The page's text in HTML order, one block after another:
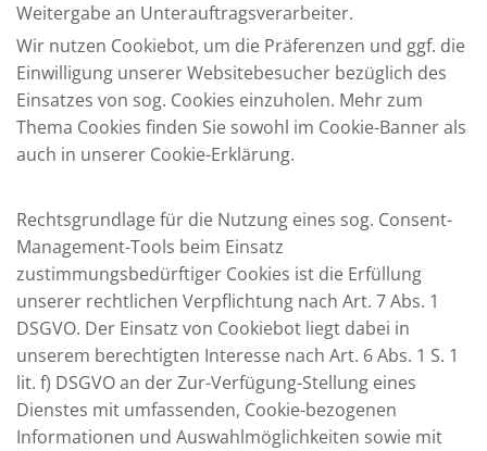
Weitergabe an Unterauftragsverarbeiter.
Wir nutzen Cookiebot, um die Präferenzen und ggf. die
Einwilligung unserer Websitebesucher bezüglich des
Einsatzes von sog. Cookies einzuholen. Mehr zum
Thema Cookies finden Sie sowohl im Cookie-Banner als
auch in unserer Cookie-Erklärung.
Rechtsgrundlage für die Nutzung eines sog. Consent-
Management-Tools beim Einsatz
zustimmungsbedürftiger Cookies ist die Erfüllung
unserer rechtlichen Verpflichtung nach Art. 7 Abs. 1
DSGVO. Der Einsatz von Cookiebot liegt dabei in
unserem berechtigten Interesse nach Art. 6 Abs. 1 S. 1
lit. f) DSGVO an der Zur-Verfügung-Stellung eines
Dienstes mit umfassenden, Cookie-bezogenen
Informationen und Auswahlmöglichkeiten sowie mit